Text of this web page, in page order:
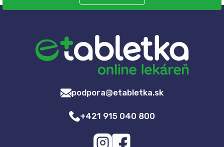
podpora@etabletka.sk
+421 915 040 800